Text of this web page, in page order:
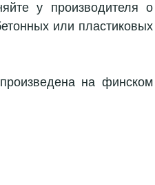
у производителя о
или пластиковых
на финском